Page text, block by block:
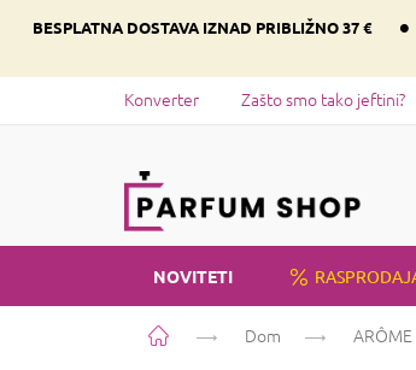
BESPLATNA DOSTAVA IZNAD PRIBLIŽNO 37 € •
Konverter Zašto smo tako jeftini?
NOVITETI
Početna Dom